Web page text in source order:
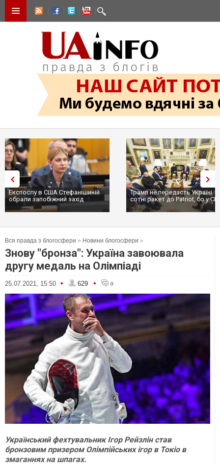
Експослу в США Стефанішиній
обрали запобіжний захід
Трамп не передасть Україні
сотні ракет до Patriot, бо у
...
Вся правда з блогосфери » Новини блогосфери »
Знову "бронза": Україна завоювала
другу медаль на Олімпіаді
25.07.2021, 15:50 • 629 • 0
Український фехтувальник Ігор Рейзлін став
бронзовим призером Олімпійських ігор в Токіо в
змаганнях на шпагах.